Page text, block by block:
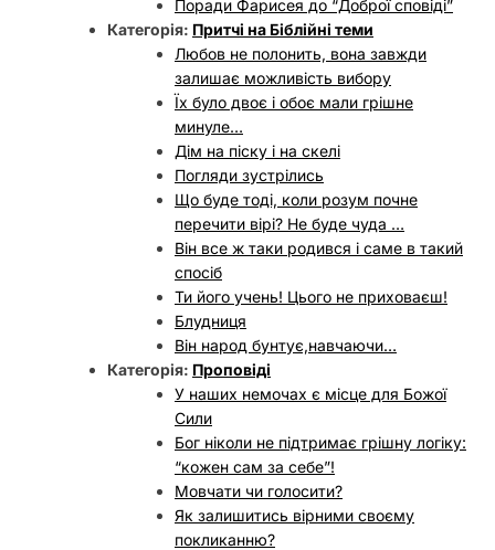
Поради Фарисея до “Доброї сповіді”
Категорія: Притчі на Біблійні теми
Любов не полонить, вона завжди
залишає можливість вибору
Їх було двоє і обоє мали грішне
минуле…
Дім на піску і на скелі
Погляди зустрілись
Що буде тоді, коли розум почне
перечити вірі? Не буде чуда …
Він все ж таки родився і саме в такий
спосіб
Ти його учень! Цього не приховаєш!
Блудниця
Він народ бунтує,навчаючи…
Категорія: Проповіді
У наших немочах є місце для Божої
Сили
Бог ніколи не підтримає грішну логіку:
“кожен сам за себе”!
Мовчати чи голосити?
Як залишитись вірними своєму
покликанню?